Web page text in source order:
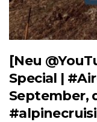
[Neu
Special |
September,